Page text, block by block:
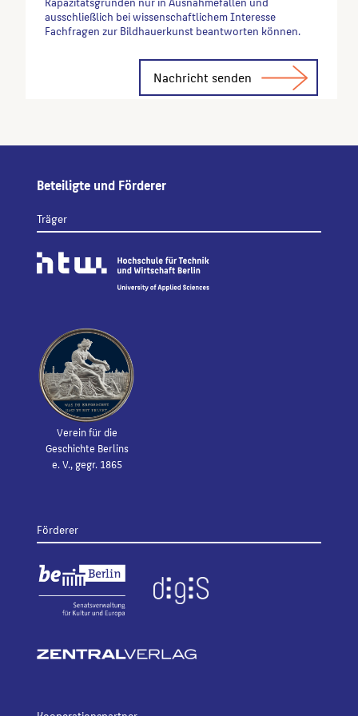
ausschließlich bei wissenschaftlichem Interesse
Fachfragen zur Bildhauerkunst beantworten können.
Beteiligte und Förderer
Träger
Verein für die
Geschichte Berlins
e. V., gegr. 1865
Förderer